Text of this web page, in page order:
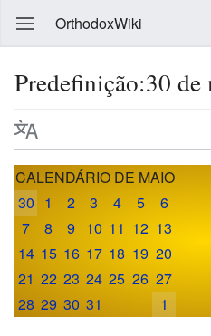
OrthodoxWiki
Predefinição:30 de
CALENDÁRIO DE MAIO
30 1 2 3 4 5
6
7
8 9 10 11 12 13
14 15 16 17 18 19 20
21 22 23 24 25 26 27
28 29 30 31 1